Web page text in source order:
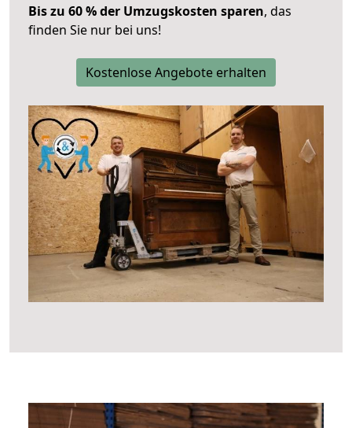
Bis zu 60 % der Umzugskosten sparen, das
finden Sie nur bei uns!
Kostenlose Angebote erhalten